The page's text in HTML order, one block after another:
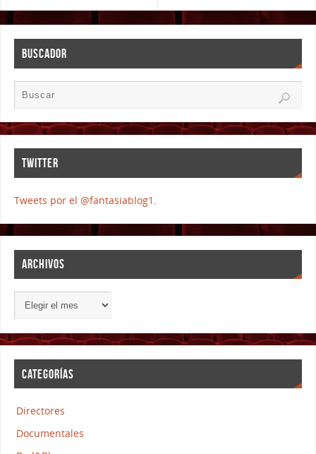
BUSCADOR
TWITTER
Tweets por el @fantasiablog1.
ARCHIVOS
CATEGORÍAS
Directores
Documentales